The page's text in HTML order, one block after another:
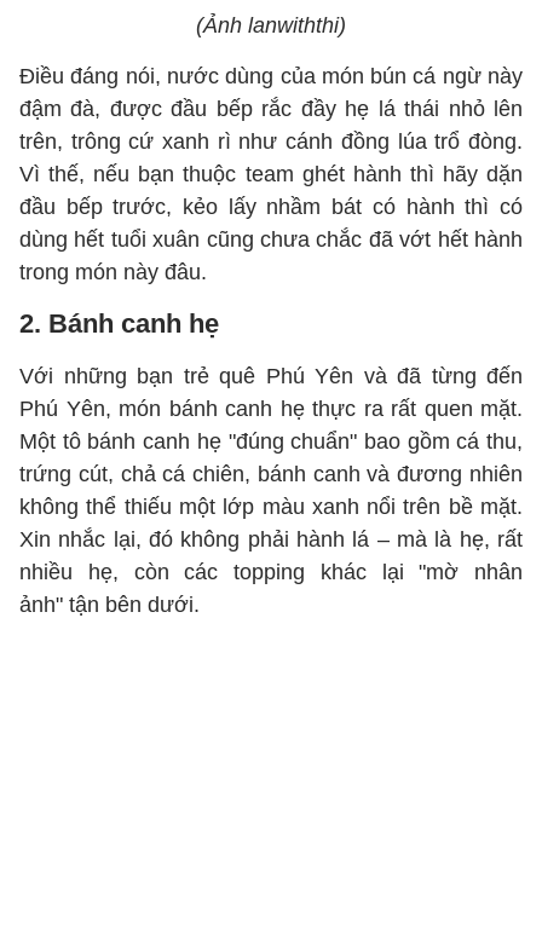
(Ảnh lanwiththi)
Điều đáng nói, nước dùng của món bún cá ngừ này
đậm đà, được đầu bếp rắc đầy hẹ lá thái nhỏ lên
trên, trông cứ xanh rì như cánh đồng lúa trổ đòng.
Vì thế, nếu bạn thuộc team ghét hành thì hãy dặn
đầu bếp trước, kẻo lấy nhầm bát có hành thì có
dùng hết tuổi xuân cũng chưa chắc đã vớt hết hành
trong món này đâu.
2. Bánh canh hẹ
Với những bạn trẻ quê Phú Yên và đã từng đến
Phú Yên, món bánh canh hẹ thực ra rất quen mặt.
Một tô bánh canh hẹ "đúng chuẩn" bao gồm cá thu,
trứng cút, chả cá chiên, bánh canh và đương nhiên
không thể thiếu một lớp màu xanh nổi trên bề mặt.
Xin nhắc lại, đó không phải hành lá – mà là hẹ, rất
nhiều hẹ, còn các topping khác lại "mờ nhân
ảnh" tận bên dưới.